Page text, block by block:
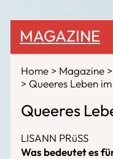
MAGAZINE
Home Magazine
Queeres Leben
Queeres
LISANN PRüSS
Was bedeutet es